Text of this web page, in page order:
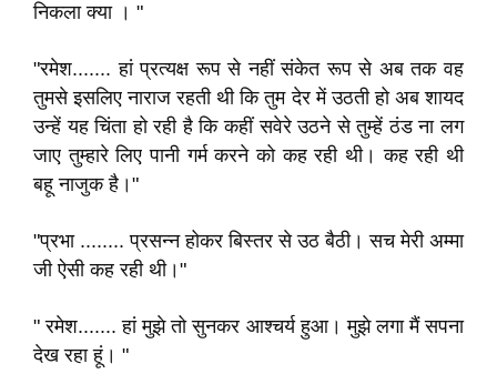
निकला क्या । "
"रमेश....... हां प्रत्यक्ष रूप से नहीं संकेत रूप से अब तक वह
तुमसे इसलिए नाराज रहती थी कि तुम देर में उठती हो अब शायद
उन्हें यह चिंता हो रही है कि कहीं सवेरे उठने से तुम्हें ठंड ना लग
जाए तुम्हारे लिए पानी गर्म करने को कह रही थी। कह रही थी
बहू नाजुक है।"
"प्रभा ........ प्रसन्न होकर बिस्तर से उठ बैठी। सच मेरी अम्मा
जी ऐसी कह रही थी।"
" रमेश....... हां मुझे तो सुनकर आश्चर्य हुआ। मुझे लगा मैं सपना
देख रहा हूं। "